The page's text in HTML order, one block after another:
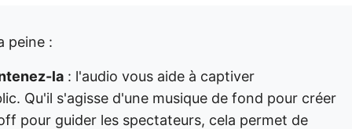
peine :
la : l'audio vous aide à captiver
Qu'il s'agisse d'une musique de fond pour créer
pour guider les spectateurs, cela permet de